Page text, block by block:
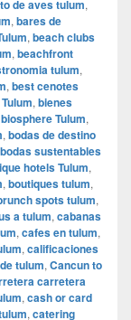
de aves tulum,
, bares de
, beach clubs
, beachfront
tulum,
, best cenotes
, bienes
biosphere Tulum,
, bodas de destino
bodas sustentables
hotels Tulum,
, boutiques tulum,
spots tulum,
a tulum, cabanas
, cafes en tulum,
, calificaciones
tulum, Cancun to
carretera
, cash or card
, catering